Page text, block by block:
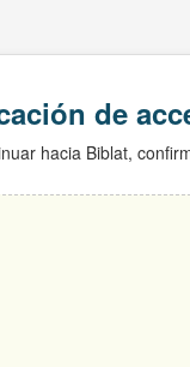
de
hacia Biblat,